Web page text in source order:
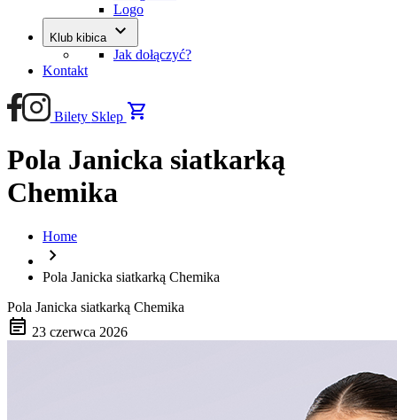
Logo
Klub kibica keyboard_arrow_down
Jak dołączyć?
Kontakt
Bilety Sklep shopping_cart
Pola Janicka siatkarką
Chemika
Home
chevron_right
Pola Janicka siatkarką Chemika
Pola Janicka siatkarką Chemika
event_note 23 czerwca 2026